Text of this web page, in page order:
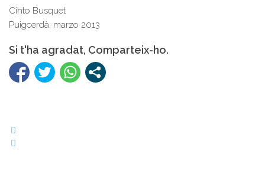
Cinto Busquet
Puigcerdà, marzo 2013
Si t'ha agradat, Comparteix-ho.